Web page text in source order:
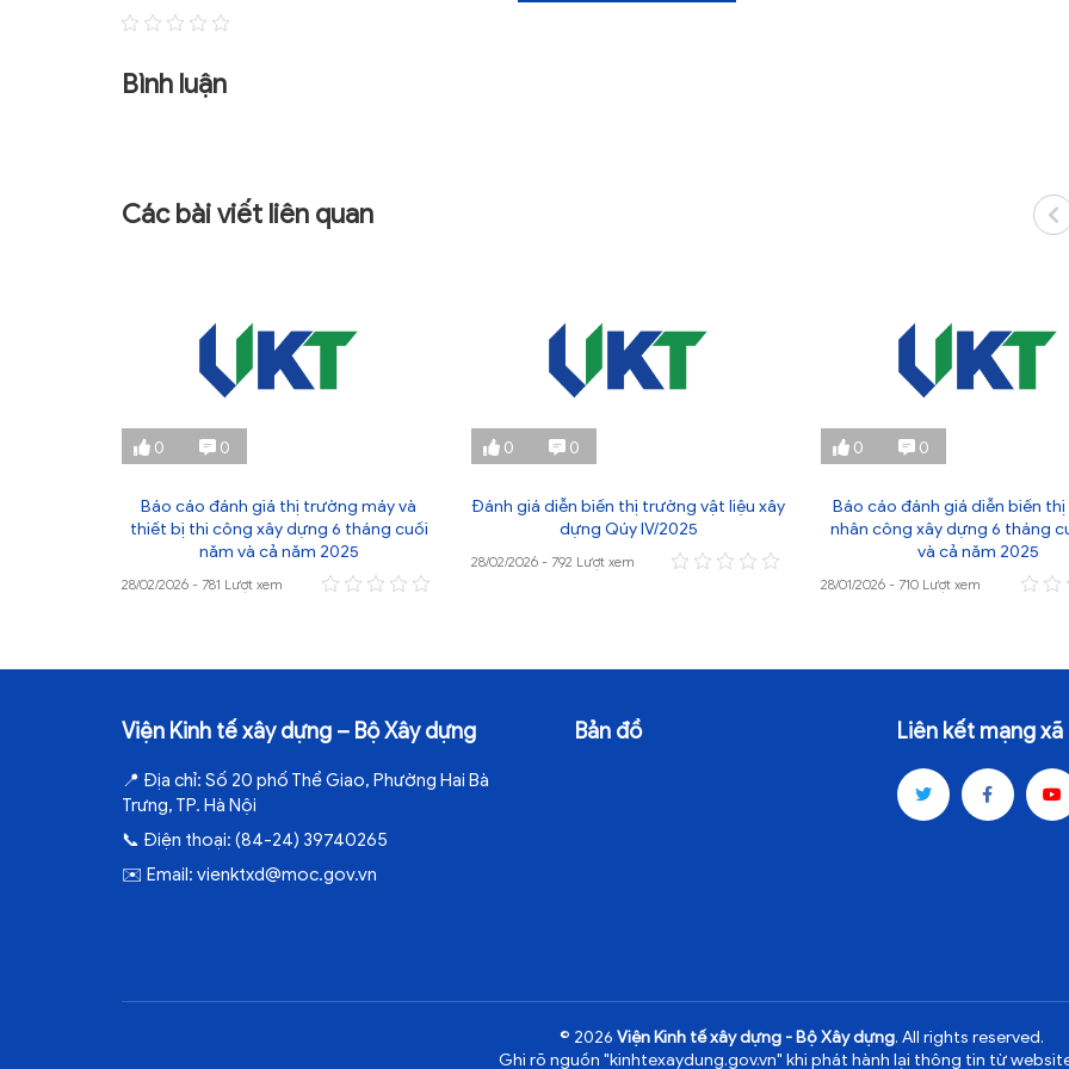
Bình luận
Các bài viết liên quan
0 0
Báo cáo đánh giá thị trường máy và
thiết bị thi công xây dựng 6 tháng cuối
năm và cả năm 2025
28/02/2026 - 781 Lượt xem
0 0
Đánh giá diễn biến thị trường vật liệu xây
dựng Qúy IV/2025
28/02/2026 - 792 Lượt xem
0 0
Báo cáo đánh giá diễn biến
nhân công xây dựng 6 tháng
và cả năm 2025
28/01/2026 - 710 Lượt xem
Viện Kinh tế xây dựng – Bộ Xây dựng
📍 Địa chỉ: Số 20 phố Thể Giao, Phường Hai Bà
Trưng, TP. Hà Nội
📞 Điện thoại: (84-24) 39740265
✉️ Email: vienktxd@moc.gov.vn
Bản đồ Liên kết mạng xã
© 2026 Viện Kinh tế xây dựng - Bộ Xây dựng. All rights reserved.
Ghi rõ nguồn "kinhtexaydung.gov.vn" khi phát hành lại thông tin từ